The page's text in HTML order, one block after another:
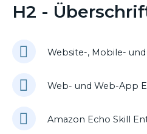
H2 -
Website-, Mobile-
Web- und Web-App
Amazon Echo Skill